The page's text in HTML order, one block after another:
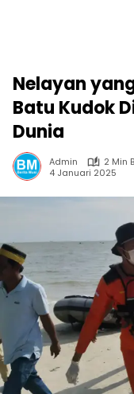
Nelayan
Batu Kudok
Dunia
Admin
2 Min
4 Januari 2025